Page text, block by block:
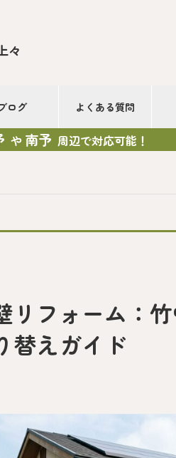
々
ログ よくある質問
や 南予 周辺で対応可能！
リフォーム：
替えガイド